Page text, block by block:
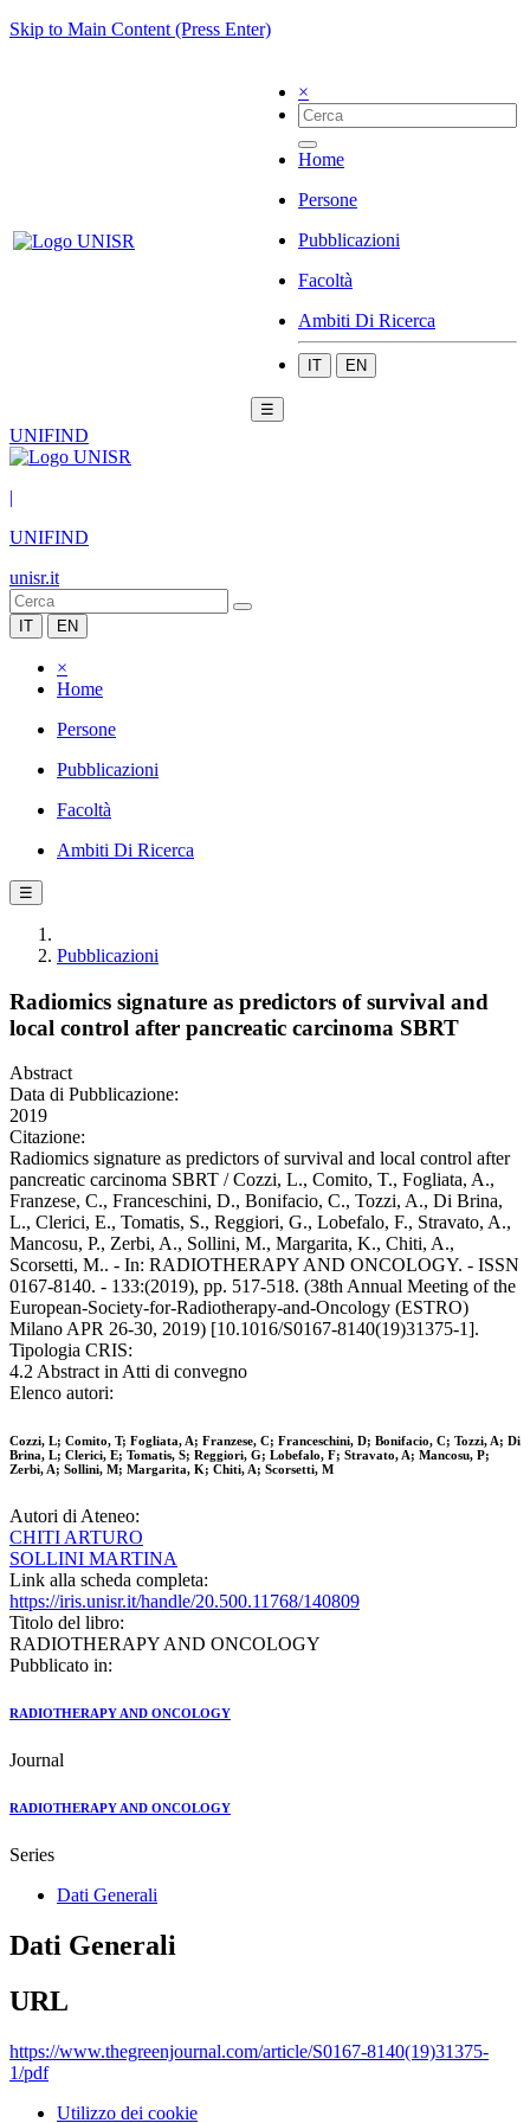
Skip to Main Content (Press Enter)
×
Home
Persone
Pubblicazioni
Facoltà
Ambiti Di Ricerca
IT EN
☰
UNIFIND
|
UNIFIND
unisr.it
IT EN
×
Home
Persone
Pubblicazioni
Facoltà
Ambiti Di Ricerca
☰
Pubblicazioni
Radiomics signature as predictors of survival and
local control after pancreatic carcinoma SBRT
Abstract
Data di Pubblicazione:
2019
Citazione:
Radiomics signature as predictors of survival and local control after
pancreatic carcinoma SBRT / Cozzi, L., Comito, T., Fogliata, A.,
Franzese, C., Franceschini, D., Bonifacio, C., Tozzi, A., Di Brina,
L., Clerici, E., Tomatis, S., Reggiori, G., Lobefalo, F., Stravato, A.,
Mancosu, P., Zerbi, A., Sollini, M., Margarita, K., Chiti, A.,
Scorsetti, M.. - In: RADIOTHERAPY AND ONCOLOGY. - ISSN
0167-8140. - 133:(2019), pp. 517-518. (38th Annual Meeting of the
European-Society-for-Radiotherapy-and-Oncology (ESTRO)
Milano APR 26-30, 2019) [10.1016/S0167-8140(19)31375-1].
Tipologia CRIS:
4.2 Abstract in Atti di convegno
Elenco autori:
Cozzi, L; Comito, T; Fogliata, A; Franzese, C; Franceschini, D; Bonifacio, C; Tozzi, A; Di
Brina, L; Clerici, E; Tomatis, S; Reggiori, G; Lobefalo, F; Stravato, A; Mancosu, P;
Zerbi, A; Sollini, M; Margarita, K; Chiti, A; Scorsetti, M
Autori di Ateneo:
CHITI ARTURO
SOLLINI MARTINA
Link alla scheda completa:
https://iris.unisr.it/handle/20.500.11768/140809
Titolo del libro:
RADIOTHERAPY AND ONCOLOGY
Pubblicato in:
RADIOTHERAPY AND ONCOLOGY
Journal
RADIOTHERAPY AND ONCOLOGY
Series
Dati Generali
Dati Generali
URL
https://www.thegreenjournal.com/article/S0167-8140(19)31375-
1/pdf
Utilizzo dei cookie